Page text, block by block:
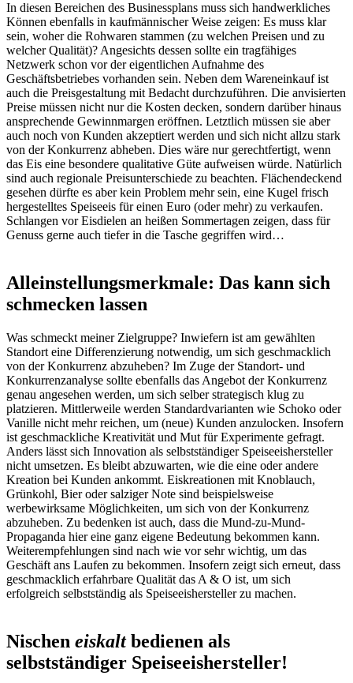
In diesen Bereichen des Businessplans muss sich handwerkliches
Können ebenfalls in kaufmännischer Weise zeigen: Es muss klar
sein, woher die Rohwaren stammen (zu welchen Preisen und zu
welcher Qualität)? Angesichts dessen sollte ein tragfähiges
Netzwerk schon vor der eigentlichen Aufnahme des
Geschäftsbetriebes vorhanden sein. Neben dem Wareneinkauf ist
auch die Preisgestaltung mit Bedacht durchzuführen. Die anvisierten
Preise müssen nicht nur die Kosten decken, sondern darüber hinaus
ansprechende Gewinnmargen eröffnen. Letztlich müssen sie aber
auch noch von Kunden akzeptiert werden und sich nicht allzu stark
von der Konkurrenz abheben. Dies wäre nur gerechtfertigt, wenn
das Eis eine besondere qualitative Güte aufweisen würde. Natürlich
sind auch regionale Preisunterschiede zu beachten. Flächendeckend
gesehen dürfte es aber kein Problem mehr sein, eine Kugel frisch
hergestelltes Speiseeis für einen Euro (oder mehr) zu verkaufen.
Schlangen vor Eisdielen an heißen Sommertagen zeigen, dass für
Genuss gerne auch tiefer in die Tasche gegriffen wird…
Alleinstellungsmerkmale: Das kann sich
schmecken lassen
Was schmeckt meiner Zielgruppe? Inwiefern ist am gewählten
Standort eine Differenzierung notwendig, um sich geschmacklich
von der Konkurrenz abzuheben? Im Zuge der Standort- und
Konkurrenzanalyse sollte ebenfalls das Angebot der Konkurrenz
genau angesehen werden, um sich selber strategisch klug zu
platzieren. Mittlerweile werden Standardvarianten wie Schoko oder
Vanille nicht mehr reichen, um (neue) Kunden anzulocken. Insofern
ist geschmackliche Kreativität und Mut für Experimente gefragt.
Anders lässt sich Innovation als selbstständiger Speiseeishersteller
nicht umsetzen. Es bleibt abzuwarten, wie die eine oder andere
Kreation bei Kunden ankommt. Eiskreationen mit Knoblauch,
Grünkohl, Bier oder salziger Note sind beispielsweise
werbewirksame Möglichkeiten, um sich von der Konkurrenz
abzuheben. Zu bedenken ist auch, dass die Mund-zu-Mund-
Propaganda hier eine ganz eigene Bedeutung bekommen kann.
Weiterempfehlungen sind nach wie vor sehr wichtig, um das
Geschäft ans Laufen zu bekommen. Insofern zeigt sich erneut, dass
geschmacklich erfahrbare Qualität das A & O ist, um sich
erfolgreich selbstständig als Speiseeishersteller zu machen.
Nischen eiskaltbedienen als
selbstständiger Speiseeishersteller!